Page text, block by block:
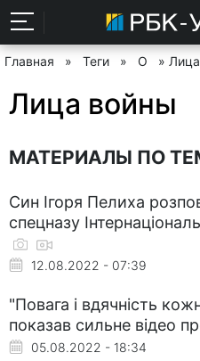
Главная » Теги » О »
Лица войны
МАТЕРИАЛЫ ПО
Син Ігоря Пелиха
спецназу
12.08.2022 - 07:39
"Повага і вдячність
показав сильне відео
05.08.2022 - 18:34